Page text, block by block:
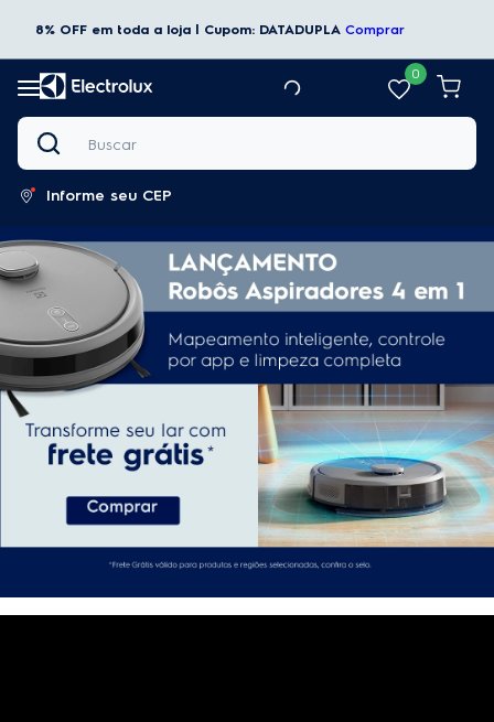
8% OFF em toda a loja | Cupom: DATADUPLA Comprar
0
Buscar
Informe seu CEP